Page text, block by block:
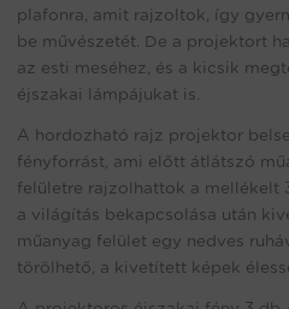
plafonra, amit rajzoltok, így
be művészetét. De a projektort
az esti meséhez, és a kicsik
éjszakai lámpájukat is.
A hordozható rajz projektor
fényforrást, ami előtt átlátszó
felületre rajzolhattok a mellékelt
a világítás bekapcsolása után
műanyag felület egy nedves
törölhető, a kivetített képek